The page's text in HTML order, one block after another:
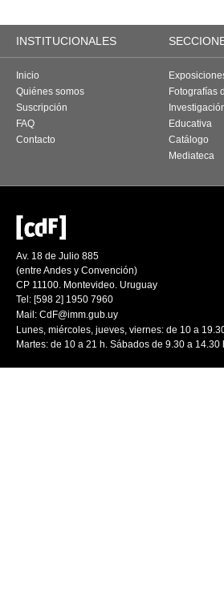
INSTITUCIONALES
Inicio
Quiénes somos
Suscripción
FAQ
Contacto
Fotografías
Educativa
Catálogo
Mediateca
Av. 18 de Julio 885
(entre Andes y Convención)
CP 11100. Montevideo. Uruguay
Tel: [598 2] 1950 7960
Mail: CdF@imm.gub.uy
Lunes, miércoles, jueves, viernes: de 10 a
Martes: de 10 a 21 h. Sábados de 9.30 a 14.30